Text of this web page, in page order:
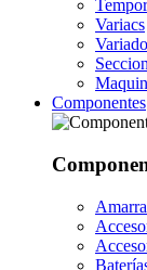
Variacs
Componentes